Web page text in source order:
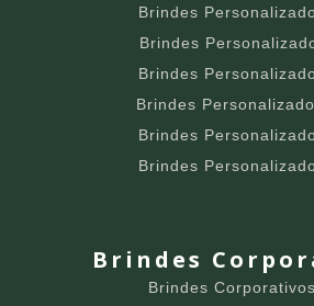
Brindes
Brindes
Brindes
Brindes
Brindes
Brindes
Brindes
Brindes